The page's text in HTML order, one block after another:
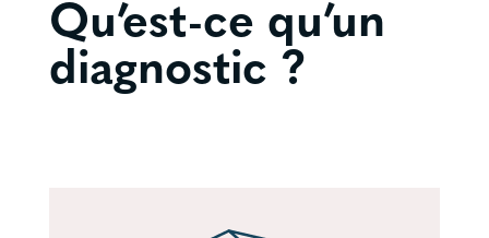
Qu’est-ce qu’un
diagnostic ?